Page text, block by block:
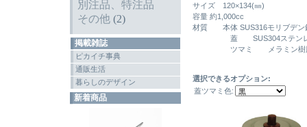
別注品、特注品
その他 (2)
掲載雑誌
ピカイチ事典
通販生活
暮らしのデザイン
新着商品
サイズ 120×134(㎜)
容量 約1,000cc
材質 本体 SUS316モリブデン
蓋 SUS304ステンレ
ツマミ メラミン樹脂(
選択できるオプション:
蓋ツマミ色: